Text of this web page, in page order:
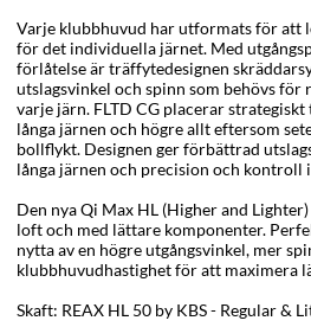
Varje klubbhuvud har utformats för att
för det individuella järnet. Med
förlåtelse är träffytedesignen
utslagsvinkel och spinn som behövs för
varje järn. FLTD CG placerar
långa järnen och högre allt eftersom
bollflykt. Designen ger förbättrad
långa järnen och precision och kontroll
Den nya Qi Max HL (Higher and
loft och med lättare komponenter.
nytta av en högre utgångsvinkel, mer
klubbhuvudhastighet för att maximera
Skaft: REAX HL 50 by KBS - Regular &